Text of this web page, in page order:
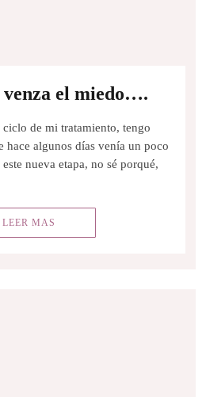
venza el miedo….
de mi tratamiento, tengo
hace algunos días venía un poco
nueva etapa, no sé porqué,
LEER MAS